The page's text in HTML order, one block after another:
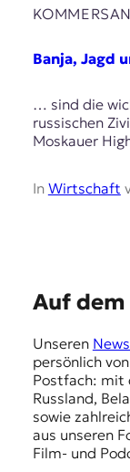
Banja, Jagd
… sind die
russischen
Moskauer
In Wirtschaft
Auf
Unseren
persönlich
Postfach: mit
Russland,
sowie
aus unseren
Film- und